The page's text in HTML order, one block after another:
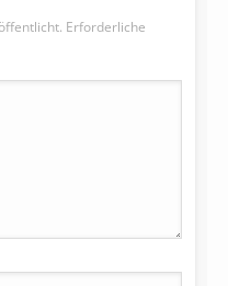
Erforderliche